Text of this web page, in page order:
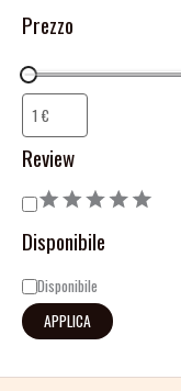
Prezzo
Review
Disponibile
Disponibile
APPLICA